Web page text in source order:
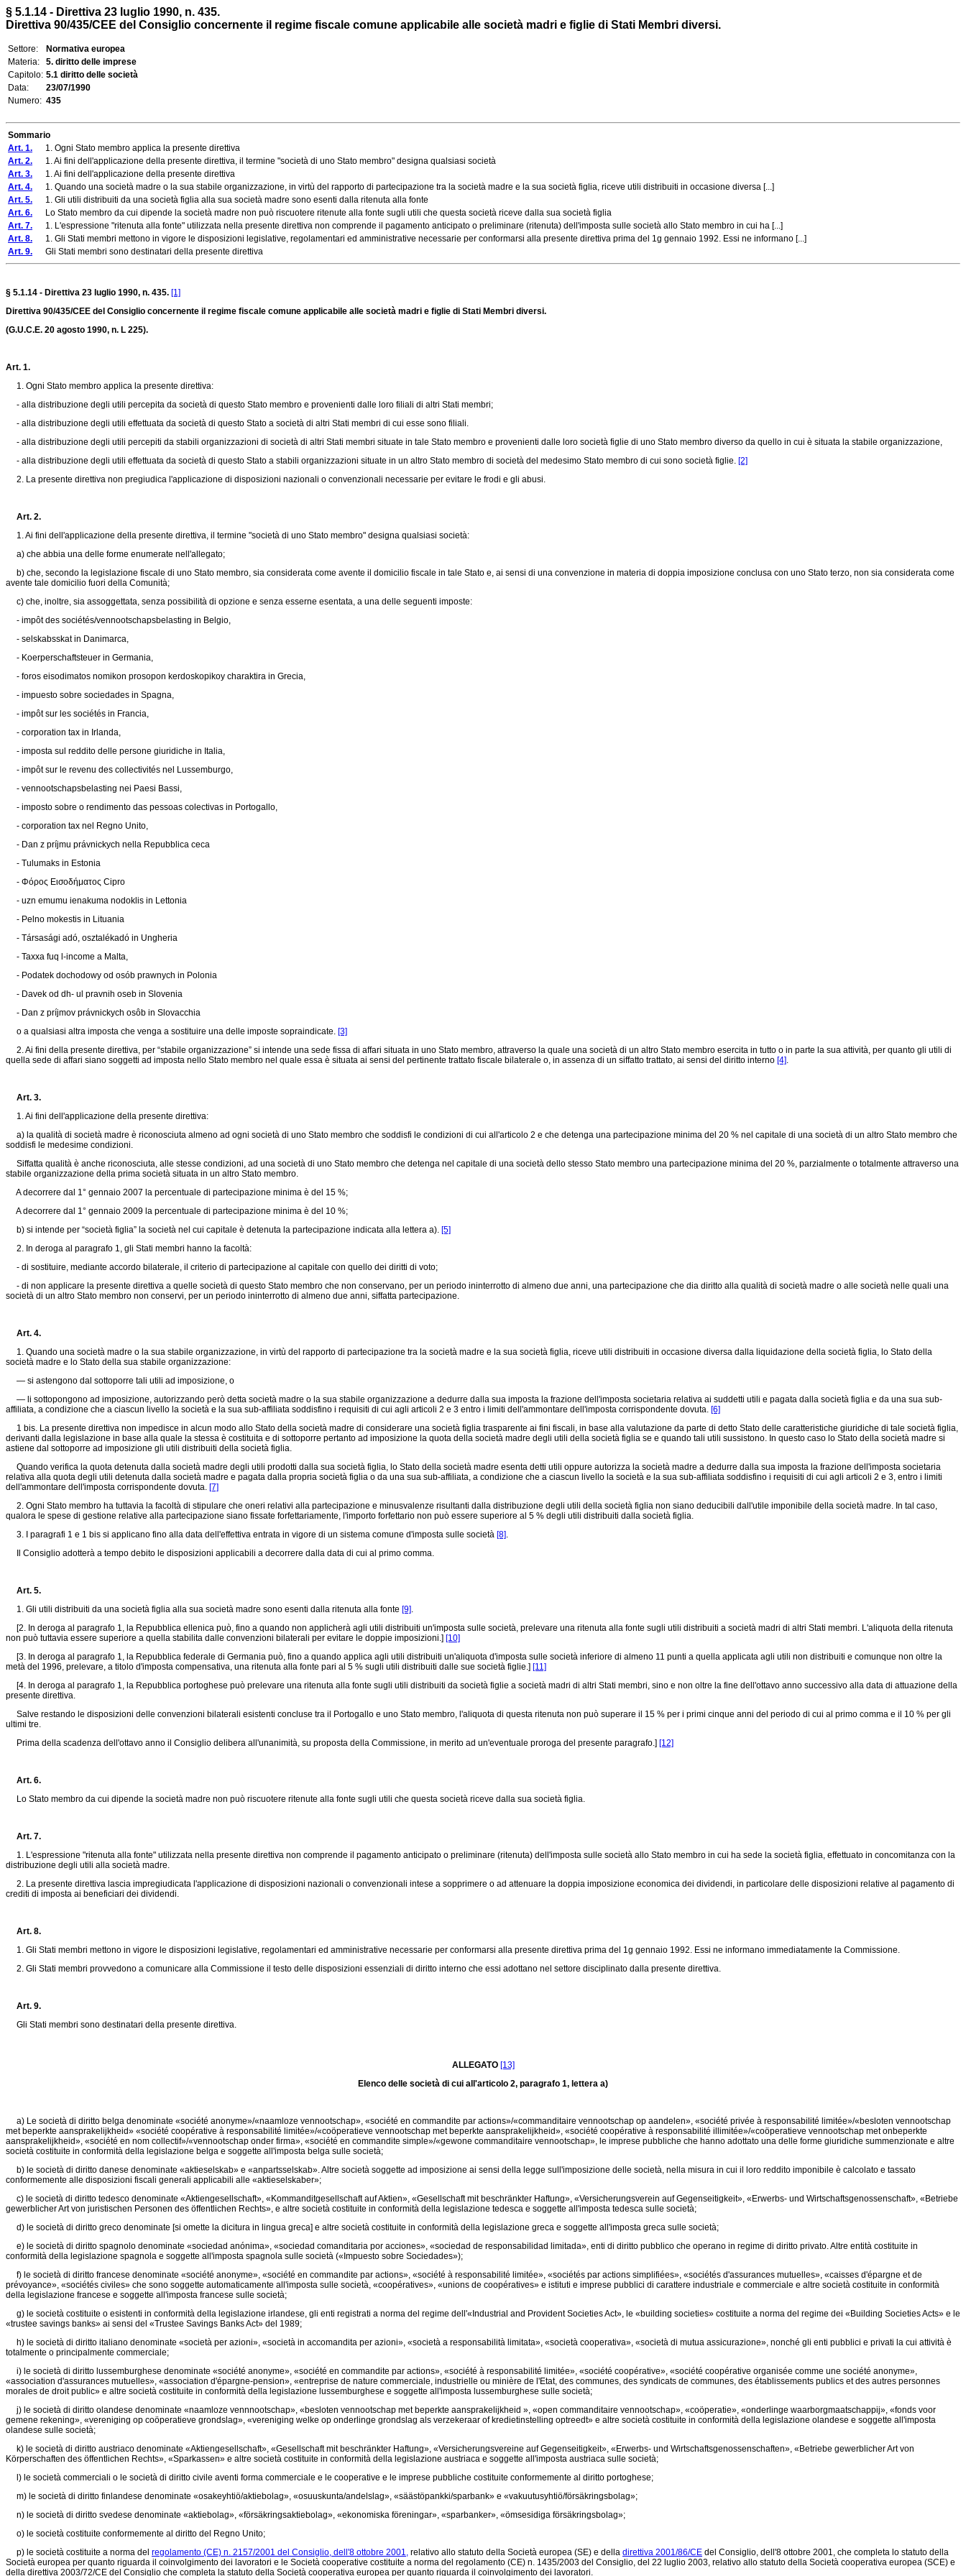
§ 5.1.14 - Direttiva 23 luglio 1990, n. 435.
Direttiva 90/435/CEE del Consiglio concernente il regime fiscale comune applicabile alle società madri e figlie di Stati Membri diversi.
Settore:
Normativa europea
Materia:
5. diritto delle imprese
Capitolo: 5.1 diritto delle società
Data:
23/07/1990
Numero: 435
Sommario
Art. 1. 1. Ogni Stato membro applica la presente direttiva
Art. 2. 1. Ai fini dell'applicazione della presente direttiva, il termine "società di uno Stato membro" designa qualsiasi società
Art. 3. 1. Ai fini dell'applicazione della presente direttiva
Art. 4. 1. Quando una società madre o la sua stabile organizzazione, in virtù del rapporto di partecipazione tra la società madre e la sua società figlia, riceve utili distribuiti in occasione diversa [...]
Art. 5. 1. Gli utili distribuiti da una società figlia alla sua società madre sono esenti dalla ritenuta alla fonte
Art. 6. Lo Stato membro da cui dipende la società madre non può riscuotere ritenute alla fonte sugli utili che questa società riceve dalla sua società figlia
Art. 7. 1. L'espressione "ritenuta alla fonte" utilizzata nella presente direttiva non comprende il pagamento anticipato o preliminare (ritenuta) dell'imposta sulle società allo Stato membro in cui ha [...]
Art. 8. 1. Gli Stati membri mettono in vigore le disposizioni legislative, regolamentari ed amministrative necessarie per conformarsi alla presente direttiva prima del 1g gennaio 1992. Essi ne informano [...]
Art. 9. Gli Stati membri sono destinatari della presente direttiva
§ 5.1.14 - Direttiva 23 luglio 1990, n. 435. [1]
Direttiva 90/435/CEE del Consiglio concernente il regime fiscale comune applicabile alle società madri e figlie di Stati Membri diversi.
(G.U.C.E. 20 agosto 1990, n. L 225).
Art. 1.
1. Ogni Stato membro applica la presente direttiva:
- alla distribuzione degli utili percepita da società di questo Stato membro e provenienti dalle loro filiali di altri Stati membri;
- alla distribuzione degli utili effettuata da società di questo Stato a società di altri Stati membri di cui esse sono filiali.
- alla distribuzione degli utili percepiti da stabili organizzazioni di società di altri Stati membri situate in tale Stato membro e provenienti dalle loro società figlie di uno Stato membro diverso da quello in cui è situata la stabile organizzazione,
- alla distribuzione degli utili effettuata da società di questo Stato a stabili organizzazioni situate in un altro Stato membro di società del medesimo Stato membro di cui sono società figlie. [2]
2. La presente direttiva non pregiudica l'applicazione di disposizioni nazionali o convenzionali necessarie per evitare le frodi e gli abusi.
Art. 2.
1. Ai fini dell'applicazione della presente direttiva, il termine "società di uno Stato membro" designa qualsiasi società:
a) che abbia una delle forme enumerate nell'allegato;
b) che, secondo la legislazione fiscale di uno Stato membro, sia considerata come avente il domicilio fiscale in tale Stato e, ai sensi di una convenzione in materia di doppia imposizione conclusa con uno Stato terzo, non sia considerata come
avente tale domicilio fuori della Comunità;
c) che, inoltre, sia assoggettata, senza possibilità di opzione e senza esserne esentata, a una delle seguenti imposte:
- impôt des sociétés/vennootschapsbelasting in Belgio,
- selskabsskat in Danimarca,
- Koerperschaftsteuer in Germania,
- foros eisodimatos nomikon prosopon kerdoskopikoy charaktira in Grecia,
- impuesto sobre sociedades in Spagna,
- impôt sur les sociétés in Francia,
- corporation tax in Irlanda,
- imposta sul reddito delle persone giuridiche in Italia,
- impôt sur le revenu des collectivités nel Lussemburgo,
- vennootschapsbelasting nei Paesi Bassi,
- imposto sobre o rendimento das pessoas colectivas in Portogallo,
- corporation tax nel Regno Unito,
- Dan z príjmu právnickych nella Repubblica ceca
- Tulumaks in Estonia
- Φόρος Εισοδήματος Cipro
- uzn emumu ienakuma nodoklis in Lettonia
- Pelno mokestis in Lituania
- Társasági adó, osztalékadó in Ungheria
- Taxxa fuq l-income a Malta,
- Podatek dochodowy od osób prawnych in Polonia
- Davek od dh- ul pravnih oseb in Slovenia
- Dan z príjmov právnickych osôb in Slovacchia
o a qualsiasi altra imposta che venga a sostituire una delle imposte sopraindicate. [3]
2. Ai fini della presente direttiva, per “stabile organizzazione” si intende una sede fissa di affari situata in uno Stato membro, attraverso la quale una società di un altro Stato membro esercita in tutto o in parte la sua attività, per quanto gli utili di
quella sede di affari siano soggetti ad imposta nello Stato membro nel quale essa è situata ai sensi del pertinente trattato fiscale bilaterale o, in assenza di un siffatto trattato, ai sensi del diritto interno [4].
Art. 3.
1. Ai fini dell'applicazione della presente direttiva:
a) la qualità di società madre è riconosciuta almeno ad ogni società di uno Stato membro che soddisfi le condizioni di cui all'articolo 2 e che detenga una partecipazione minima del 20 % nel capitale di una società di un altro Stato membro che
soddisfi le medesime condizioni.
Siffatta qualità è anche riconosciuta, alle stesse condizioni, ad una società di uno Stato membro che detenga nel capitale di una società dello stesso Stato membro una partecipazione minima del 20 %, parzialmente o totalmente attraverso una
stabile organizzazione della prima società situata in un altro Stato membro.
A decorrere dal 1° gennaio 2007 la percentuale di partecipazione minima è del 15 %;
A decorrere dal 1° gennaio 2009 la percentuale di partecipazione minima è del 10 %;
b) si intende per “società figlia” la società nel cui capitale è detenuta la partecipazione indicata alla lettera a). [5]
2. In deroga al paragrafo 1, gli Stati membri hanno la facoltà:
- di sostituire, mediante accordo bilaterale, il criterio di partecipazione al capitale con quello dei diritti di voto;
- di non applicare la presente direttiva a quelle società di questo Stato membro che non conservano, per un periodo ininterrotto di almeno due anni, una partecipazione che dia diritto alla qualità di società madre o alle società nelle quali una
società di un altro Stato membro non conservi, per un periodo ininterrotto di almeno due anni, siffatta partecipazione.
Art. 4.
1. Quando una società madre o la sua stabile organizzazione, in virtù del rapporto di partecipazione tra la società madre e la sua società figlia, riceve utili distribuiti in occasione diversa dalla liquidazione della società figlia, lo Stato della
società madre e lo Stato della sua stabile organizzazione:
— si astengono dal sottoporre tali utili ad imposizione, o
— li sottopongono ad imposizione, autorizzando però detta società madre o la sua stabile organizzazione a dedurre dalla sua imposta la frazione dell'imposta societaria relativa ai suddetti utili e pagata dalla società figlia e da una sua sub-
affiliata, a condizione che a ciascun livello la società e la sua sub-affiliata soddisfino i requisiti di cui agli articoli 2 e 3 entro i limiti dell'ammontare dell'imposta corrispondente dovuta. [6]
1 bis. La presente direttiva non impedisce in alcun modo allo Stato della società madre di considerare una società figlia trasparente ai fini fiscali, in base alla valutazione da parte di detto Stato delle caratteristiche giuridiche di tale società figlia,
derivanti dalla legislazione in base alla quale la stessa è costituita e di sottoporre pertanto ad imposizione la quota della società madre degli utili della società figlia se e quando tali utili sussistono. In questo caso lo Stato della società madre si
astiene dal sottoporre ad imposizione gli utili distribuiti della società figlia.
Quando verifica la quota detenuta dalla società madre degli utili prodotti dalla sua società figlia, lo Stato della società madre esenta detti utili oppure autorizza la società madre a dedurre dalla sua imposta la frazione dell'imposta societaria
relativa alla quota degli utili detenuta dalla società madre e pagata dalla propria società figlia o da una sua sub-affiliata, a condizione che a ciascun livello la società e la sua sub-affiliata soddisfino i requisiti di cui agli articoli 2 e 3, entro i limiti
dell'ammontare dell'imposta corrispondente dovuta. [7]
2. Ogni Stato membro ha tuttavia la facoltà di stipulare che oneri relativi alla partecipazione e minusvalenze risultanti dalla distribuzione degli utili della società figlia non siano deducibili dall'utile imponibile della società madre. In tal caso,
qualora le spese di gestione relative alla partecipazione siano fissate forfettariamente, l'importo forfettario non può essere superiore al 5 % degli utili distribuiti dalla società figlia.
3. I paragrafi 1 e 1 bis si applicano fino alla data dell'effettiva entrata in vigore di un sistema comune d'imposta sulle società [8].
Il Consiglio adotterà a tempo debito le disposizioni applicabili a decorrere dalla data di cui al primo comma.
Art. 5.
1. Gli utili distribuiti da una società figlia alla sua società madre sono esenti dalla ritenuta alla fonte [9].
[2. In deroga al paragrafo 1, la Repubblica ellenica può, fino a quando non applicherà agli utili distribuiti un'imposta sulle società, prelevare una ritenuta alla fonte sugli utili distribuiti a società madri di altri Stati membri. L'aliquota della ritenuta
non può tuttavia essere superiore a quella stabilita dalle convenzioni bilaterali per evitare le doppie imposizioni.] [10]
[3. In deroga al paragrafo 1, la Repubblica federale di Germania può, fino a quando applica agli utili distribuiti un'aliquota d'imposta sulle società inferiore di almeno 11 punti a quella applicata agli utili non distribuiti e comunque non oltre la
metà del 1996, prelevare, a titolo d'imposta compensativa, una ritenuta alla fonte pari al 5 % sugli utili distribuiti dalle sue società figlie.] [11]
[4. In deroga al paragrafo 1, la Repubblica portoghese può prelevare una ritenuta alla fonte sugli utili distribuiti da società figlie a società madri di altri Stati membri, sino e non oltre la fine dell'ottavo anno successivo alla data di attuazione della
presente direttiva.
Salve restando le disposizioni delle convenzioni bilaterali esistenti concluse tra il Portogallo e uno Stato membro, l'aliquota di questa ritenuta non può superare il 15 % per i primi cinque anni del periodo di cui al primo comma e il 10 % per gli
ultimi tre.
Prima della scadenza dell'ottavo anno il Consiglio delibera all'unanimità, su proposta della Commissione, in merito ad un'eventuale proroga del presente paragrafo.] [12]
Art. 6.
Lo Stato membro da cui dipende la società madre non può riscuotere ritenute alla fonte sugli utili che questa società riceve dalla sua società figlia.
Art. 7.
1. L'espressione "ritenuta alla fonte" utilizzata nella presente direttiva non comprende il pagamento anticipato o preliminare (ritenuta) dell'imposta sulle società allo Stato membro in cui ha sede la società figlia, effettuato in concomitanza con la
distribuzione degli utili alla società madre.
2. La presente direttiva lascia impregiudicata l'applicazione di disposizioni nazionali o convenzionali intese a sopprimere o ad attenuare la doppia imposizione economica dei dividendi, in particolare delle disposizioni relative al pagamento di
crediti di imposta ai beneficiari dei dividendi.
Art. 8.
1. Gli Stati membri mettono in vigore le disposizioni legislative, regolamentari ed amministrative necessarie per conformarsi alla presente direttiva prima del 1g gennaio 1992. Essi ne informano immediatamente la Commissione.
2. Gli Stati membri provvedono a comunicare alla Commissione il testo delle disposizioni essenziali di diritto interno che essi adottano nel settore disciplinato dalla presente direttiva.
Art. 9.
Gli Stati membri sono destinatari della presente direttiva.
ALLEGATO [13]
Elenco delle società di cui all'articolo 2, paragrafo 1, lettera a)
a) Le società di diritto belga denominate «société anonyme»/«naamloze vennootschap», «société en commandite par actions»/«commanditaire vennootschap op aandelen», «société privée à responsabilité limitée»/«besloten vennootschap
met beperkte aansprakelijkheid» «société coopérative à responsabilité limitée»/«coöperatieve vennootschap met beperkte aansprakelijkheid», «société coopérative à responsabilité illimitée»/«coöperatieve vennootschap met onbeperkte
aansprakelijkheid», «société en nom collectif»/«vennootschap onder firma», «société en commandite simple»/«gewone commanditaire vennootschap», le imprese pubbliche che hanno adottato una delle forme giuridiche summenzionate e altre
società costituite in conformità della legislazione belga e soggette all'imposta belga sulle società;
b) le società di diritto danese denominate «aktieselskab» e «anpartsselskab». Altre società soggette ad imposizione ai sensi della legge sull'imposizione delle società, nella misura in cui il loro reddito imponibile è calcolato e tassato
conformemente alle disposizioni fiscali generali applicabili alle «aktieselskaber»;
c) le società di diritto tedesco denominate «Aktiengesellschaft», «Kommanditgesellschaft auf Aktien», «Gesellschaft mit beschränkter Haftung», «Versicherungsverein auf Gegenseitigkeit», «Erwerbs- und Wirtschaftsgenossenschaft», «Betriebe
gewerblicher Art von juristischen Personen des öffentlichen Rechts», e altre società costituite in conformità della legislazione tedesca e soggette all'imposta tedesca sulle società;
d) le società di diritto greco denominate [si omette la dicitura in lingua greca] e altre società costituite in conformità della legislazione greca e soggette all'imposta greca sulle società;
e) le società di diritto spagnolo denominate «sociedad anónima», «sociedad comanditaria por acciones», «sociedad de responsabilidad limitada», enti di diritto pubblico che operano in regime di diritto privato. Altre entità costituite in
conformità della legislazione spagnola e soggette all'imposta spagnola sulle società («Impuesto sobre Sociedades»);
f) le società di diritto francese denominate «société anonyme», «société en commandite par actions», «société à responsabilité limitée», «sociétés par actions simplifiées», «sociétés d'assurances mutuelles», «caisses d'épargne et de
prévoyance», «sociétés civiles» che sono soggette automaticamente all'imposta sulle società, «coopératives», «unions de coopératives» e istituti e imprese pubblici di carattere industriale e commerciale e altre società costituite in conformità
della legislazione francese e soggette all'imposta francese sulle società;
g) le società costituite o esistenti in conformità della legislazione irlandese, gli enti registrati a norma del regime dell'«Industrial and Provident Societies Act», le «building societies» costituite a norma del regime dei «Building Societies Acts» e le
«trustee savings banks» ai sensi del «Trustee Savings Banks Act» del 1989;
h) le società di diritto italiano denominate «società per azioni», «società in accomandita per azioni», «società a responsabilità limitata», «società cooperativa», «società di mutua assicurazione», nonché gli enti pubblici e privati la cui attività è
totalmente o principalmente commerciale;
i) le società di diritto lussemburghese denominate «société anonyme», «société en commandite par actions», «société à responsabilité limitée», «société coopérative», «société coopérative organisée comme une société anonyme»,
«association d'assurances mutuelles», «association d'épargne-pension», «entreprise de nature commerciale, industrielle ou minière de l'Etat, des communes, des syndicats de communes, des établissements publics et des autres personnes
morales de droit public» e altre società costituite in conformità della legislazione lussemburghese e soggette all'imposta lussemburghese sulle società;
j) le società di diritto olandese denominate «naamloze vennnootschap», «besloten vennootschap met beperkte aansprakelijkheid », «open commanditaire vennootschap», «coöperatie», «onderlinge waarborgmaatschappij», «fonds voor
gemene rekening», «vereniging op coöperatieve grondslag», «vereniging welke op onderlinge grondslag als verzekeraar of kredietinstelling optreedt» e altre società costituite in conformità della legislazione olandese e soggette all'imposta
olandese sulle società;
k) le società di diritto austriaco denominate «Aktiengesellschaft», «Gesellschaft mit beschränkter Haftung», «Versicherungsvereine auf Gegenseitigkeit», «Erwerbs- und Wirtschaftsgenossenschaften», «Betriebe gewerblicher Art von
Körperschaften des öffentlichen Rechts», «Sparkassen» e altre società costituite in conformità della legislazione austriaca e soggette all'imposta austriaca sulle società;
l) le società commerciali o le società di diritto civile aventi forma commerciale e le cooperative e le imprese pubbliche costituite conformemente al diritto portoghese;
m) le società di diritto finlandese denominate «osakeyhtiö/aktiebolag», «osuuskunta/andelslag», «säästöpankki/sparbank» e «vakuutusyhtiö/försäkringsbolag»;
n) le società di diritto svedese denominate «aktiebolag», «försäkringsaktiebolag», «ekonomiska föreningar», «sparbanker», «ömsesidiga försäkringsbolag»;
o) le società costituite conformemente al diritto del Regno Unito;
p) le società costituite a norma del regolamento (CE) n. 2157/2001 del Consiglio, dell'8 ottobre 2001, relativo allo statuto della Società europea (SE) e della direttiva 2001/86/CE del Consiglio, dell'8 ottobre 2001, che completa lo statuto della
Società europea per quanto riguarda il coinvolgimento dei lavoratori e le Società cooperative costituite a norma del regolamento (CE) n. 1435/2003 del Consiglio, del 22 luglio 2003, relativo allo statuto della Società cooperativa europea (SCE) e
della direttiva 2003/72/CE del Consiglio che completa la statuto della Società cooperativa europea per quanto riguarda il coinvolgimento dei lavoratori.